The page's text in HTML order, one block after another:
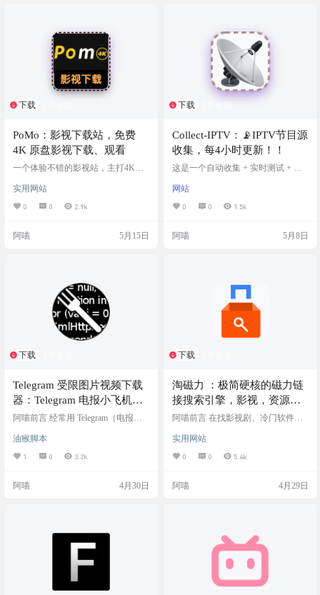
能一秒击中你的审美。它就是 PPni
x，一个把“极简主义”和“纯粹观影”
发挥到极致的宝藏影视中转站。…
下载
PoMo：影视下载站，免费
4K 原盘影视下载、观看
一个体验不错的影视站，主打4K原
✅ 在线浏览✅ 免费下载✅ 高清画质
✅ 影视合集 网站截图 网站链接
实用网站
0 0 2.9k
阿喵 5月15日
下载
Collect-IPTV：📡IPTV节目源
收集，每4小时更新！！
这是一个自动收集 + 实时测试 + 优
自动更新一次，通过 GitHub Actions
对源地址进行可用性、延迟测试，
并优选低延迟链接生成最佳播放列
外频道等主流直播源。 项目截图 项
网站
0 0 1.5k
阿喵 5月8日
下载
Telegram 受限图片视频下载
器：Telegram 电报小飞机媒
体下载器 / 图片视频下载器
阿喵前言 经常用 Telegram（电报）
某个私密频道或者群组里，看到一
张超级搞笑的梗图或者一段很有用
的教学视频，正想右键保存，却发
ict saving content）的防搬运设置。这
复杂命令行下载工具，今天阿喵给
你推荐一个极简的…
油猴脚本
1 0 3.2k
阿喵 4月30日
下载
淘磁力 ：极简硬核的磁力链
接搜索引擎，影视，资源一
应俱全
阿喵前言 在找影视剧、冷门软件或
接已失效”的尴尬，这时候磁力链接
（Magnet）依然是老司机和硬核玩
家获取资源的最终底牌。 “淘磁力（t
熟悉的名字 网站介绍 淘磁力 是一个
抓取和索引全网的 BT 种…
实用网站
0 0 5.4k
阿喵 4月29日